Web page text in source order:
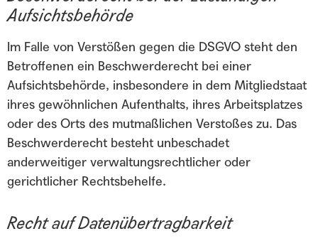
Aufsichtsbehörde
Im Falle von Verstößen gegen die DSGVO steht den
Betroffenen ein Beschwerderecht bei einer
Aufsichtsbehörde, insbesondere in dem Mitgliedstaat
ihres gewöhnlichen Aufenthalts, ihres Arbeitsplatzes
oder des Orts des mutmaßlichen Verstoßes zu. Das
Beschwerderecht besteht unbeschadet
anderweitiger verwaltungsrechtlicher oder
gerichtlicher Rechtsbehelfe.
Recht auf Datenübertragbarkeit